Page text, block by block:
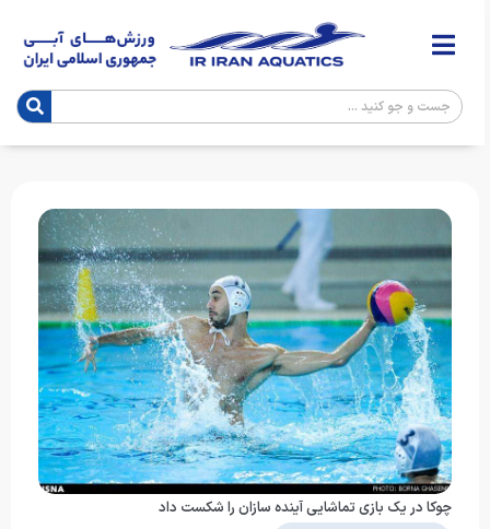
چوکا در یک بازی تماشایی آینده سازان را شکست داد